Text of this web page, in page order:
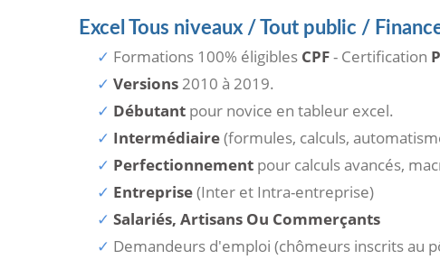
Excel Tous niveaux / Tout public /
Formations 100% éligibles CPF- Certification
Versions2010 à 2019.
Débutant pour novice en tableur excel.
Intermédiaire(formules, calculs,
Perfectionnement pour calculs avancés,
Entreprise(Inter et Intra-entreprise)
Salariés, Artisans Ou Commerçants
Demandeurs d'emploi (chômeurs inscrits au